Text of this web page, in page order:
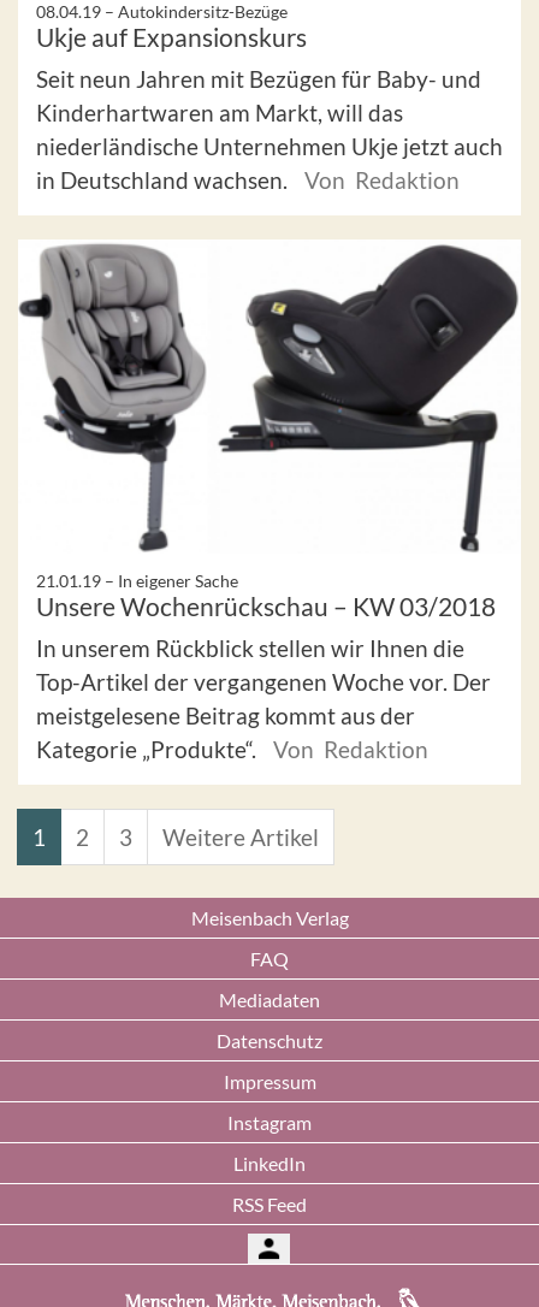
08.04.19 – Autokindersitz-Bezüge
Ukje auf Expansionskurs
Seit neun Jahren mit Bezügen für Baby- und
Kinderhartwaren am Markt, will das
niederländische Unternehmen Ukje jetzt auch
in Deutschland wachsen.
Von Redaktion
21.01.19 – In eigener Sache
Unsere Wochenrückschau – KW 03/2018
In unserem Rückblick stellen wir Ihnen die
Top-Artikel der vergangenen Woche vor. Der
meistgelesene Beitrag kommt aus der
Kategorie „Produkte“.
Von Redaktion
1 2 3 Weitere Artikel
Meisenbach Verlag
FAQ
Mediadaten
Datenschutz
Impressum
Instagram
LinkedIn
RSS Feed